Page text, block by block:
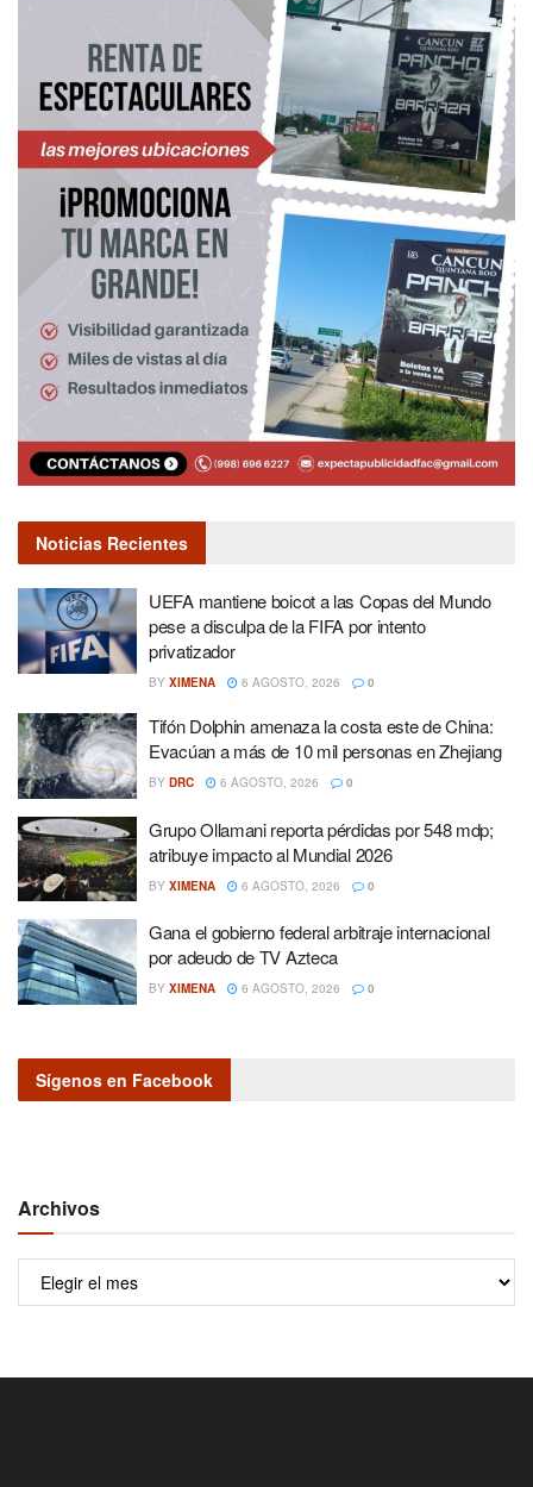
Noticias Recientes
UEFA mantiene boicot a las Copas del Mundo
pese a disculpa de la FIFA por intento
privatizador
BY XIMENA 6 AGOSTO, 2026 0
Tifón Dolphin amenaza la costa este de China:
Evacúan a más de 10 mil personas en Zhejiang
BY DRC 6 AGOSTO, 2026 0
Grupo Ollamani reporta pérdidas por 548 mdp;
atribuye impacto al Mundial 2026
BY XIMENA 6 AGOSTO, 2026 0
Gana el gobierno federal arbitraje internacional
por adeudo de TV Azteca
BY XIMENA 6 AGOSTO, 2026 0
Sígenos en Facebook
Archivos